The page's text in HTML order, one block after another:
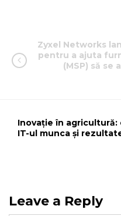
Zyxel Networks
pentru a ajuta
(MSP) să se
Inovație în
IT-ul munca și
Leave a Reply